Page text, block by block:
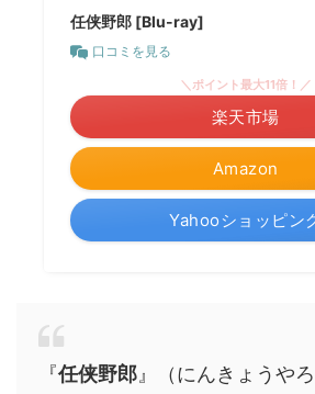
任侠野郎 [Blu-ray]
口コミを見る
Amazon
＼ポイント最大11倍！／
楽天市場
Yahooショッピン
『任侠野郎』（にんきょうや